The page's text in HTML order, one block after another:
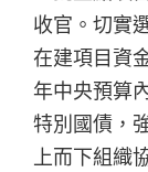
收官。切實
在建項目資
年中央預算
特別國債，
上而下組織